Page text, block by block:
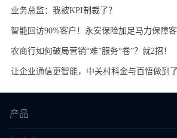
业务总监：我被KPI制裁了？
智能回访90%客户！永安保险加足马力保障
农商行如何破局营销“难”服务“卷”？就2招！
让企业通信更智能，中关村科金与百悟做到了
产品